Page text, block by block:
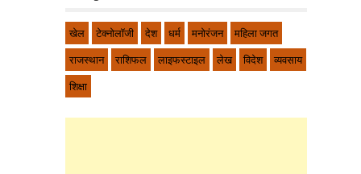
खेल टेक्नोलॉजी देश धर्म मनोरंजन
महिला जगत
राजस्थान
राशिफल लाइफस्टाइल लेख विदेश
व्यवसाय
शिक्षा